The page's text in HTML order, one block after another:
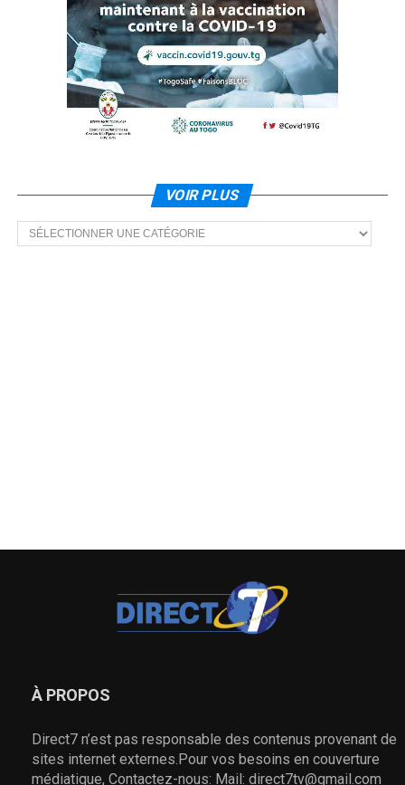
VOIR PLUS
Voir
plus
À PROPOS
Direct7 n’est pas responsable des contenus provenant de
sites internet externes.Pour vos besoins en couverture
médiatique, Contactez-nous: Mail: direct7tv@gmail.com